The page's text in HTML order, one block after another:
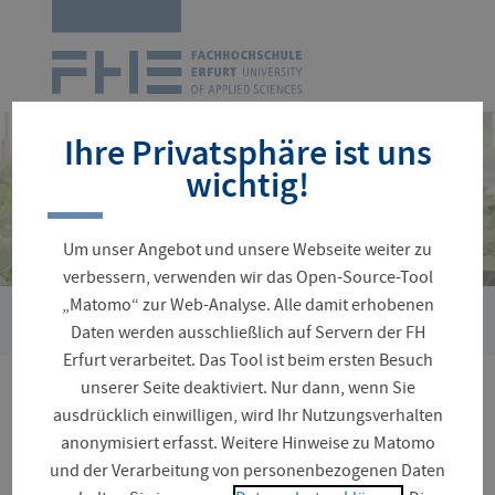
überspringen
Sie
sind
hier:
Forschungsstelle für gartenbauliche Kulturpflanzen (FGK)
Veranstaltungen
Ihre Privatsphäre ist uns
wichtig!
Um unser Angebot und unsere Webseite weiter zu
verbessern, verwenden wir das Open-Source-Tool
„Matomo“ zur Web-Analyse. Alle damit erhobenen
Daten werden ausschließlich auf Servern der FH
Erfurt verarbeitet. Das Tool ist beim ersten Besuch
unserer Seite deaktiviert. Nur dann, wenn Sie
ausdrücklich einwilligen, wird Ihr Nutzungsverhalten
anonymisiert erfasst. Weitere Hinweise zu Matomo
und der Verarbeitung von personenbezogenen Daten